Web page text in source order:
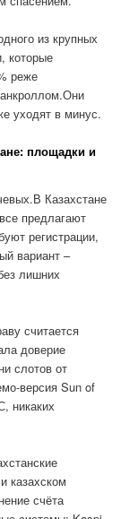
из крупных
которые
реже
уходят в минус.
площадки и
Казахстане
предлагают
регистрации,
вариант –
лишних
считается
доверие
слотов от
версия Sun of
никаких
казахском
счёта